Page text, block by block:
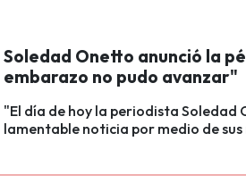
Soledad Onetto anunció la
embarazo no pudo avanzar"
"El día de hoy la periodista Soledad
lamentable noticia por medio de sus